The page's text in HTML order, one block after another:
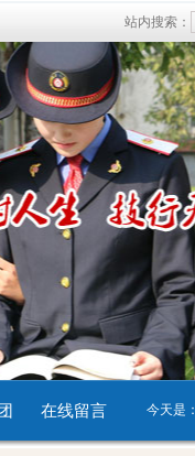
站内搜索：
在线留言 今天是：